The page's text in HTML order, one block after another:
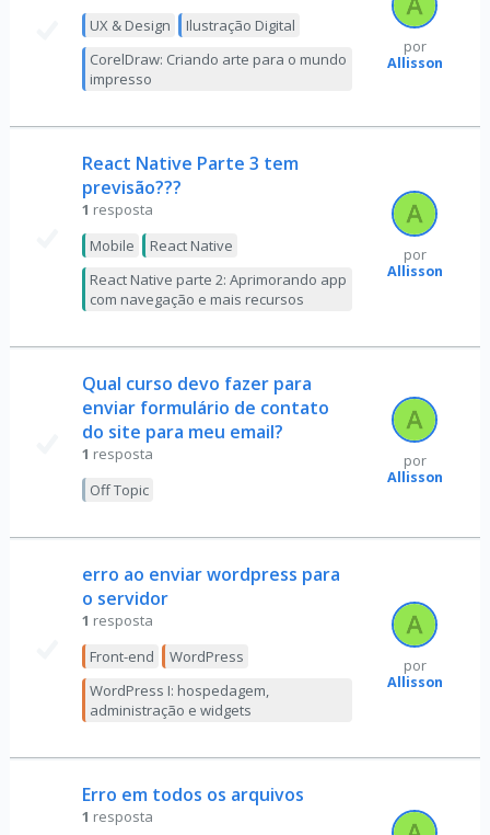
UX & Design
Ilustração Digital
CorelDraw: Criando arte para o mundo
impresso
por
Allisson
React Native Parte 3 tem
previsão???
1 resposta
Mobile
React Native
React Native parte 2: Aprimorando app
com navegação e mais recursos
por
Allisson
Qual curso devo fazer para
enviar formulário de contato
do site para meu email?
1 resposta
Off Topic
por
Allisson
erro ao enviar wordpress para
o servidor
1 resposta
Front-end
WordPress
WordPress I: hospedagem,
administração e widgets
por
Allisson
Erro em todos os arquivos
1 resposta